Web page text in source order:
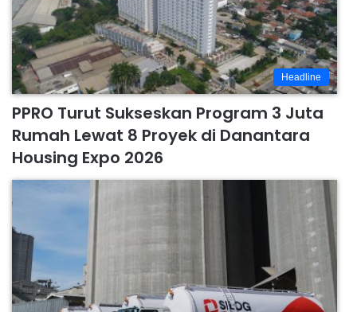
Headline
PPRO Turut Sukseskan Program 3 Juta
Rumah Lewat 8 Proyek di Danantara
Housing Expo 2026